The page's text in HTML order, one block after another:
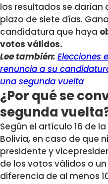
los resultados se
plazo de siete días.
candidatura que haya
votos válidos.
Lee también: Elecciones
renuncia a su
una segunda vuelta
¿Por qué se
segunda
Según el artículo 16 de
Bolivia, en caso de que
presidente y
de los votos válidos o
diferencia de al menos